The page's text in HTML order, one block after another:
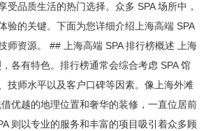
受品质生活的热门选择。众多 SPA 场所中，
验的关键。下面为您详细介绍上海高端 SPA
师资源。 ## 上海高端 SPA 排行榜概述 上海
各有特色。排行榜通常会综合考虑 SPA 馆
技师水平以及客户口碑等因素。像上海外滩
优越的地理位置和奢华的装修，一直位居前
则以专业的服务和丰富的项目吸引着众多顾